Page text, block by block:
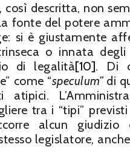
descritta, non
fonte del potere
si è giustamente
o innata
di legalità[10]. Di
come “speculum” di
atipici.
tra i “tipi”
alcun
legislatore,